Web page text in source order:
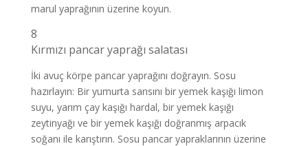
marul yaprağının üzerine koyun.
8
Kırmızı pancar yaprağı salatası
İki avuç körpe pancar yaprağını doğrayın. Sosu
hazırlayın: Bir yumurta sarısını bir yemek kaşığı limon
suyu, yarım çay kaşığı hardal, bir yemek kaşığı
zeytinyağı ve bir yemek kaşığı doğranmış arpacık
soğanı ile karıştırın. Sosu pancar yapraklarının üzerine